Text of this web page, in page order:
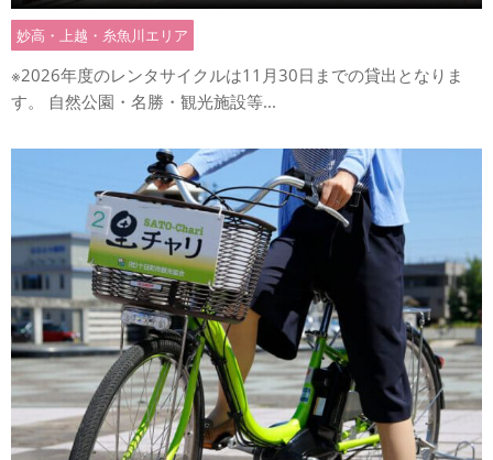
妙高・上越・糸魚川エリア
※2026年度のレンタサイクルは11月30日までの貸出となりま
す。 自然公園・名勝・観光施設等...